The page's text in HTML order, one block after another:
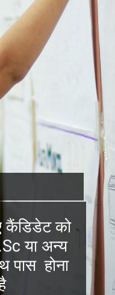
कैंडिडेट को
या अन्य
पास होना